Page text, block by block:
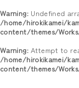
Warning: Undefined
/home/hirokikamei/
content/themes/
Warning: Attempt to
/home/hirokikamei/
content/themes/